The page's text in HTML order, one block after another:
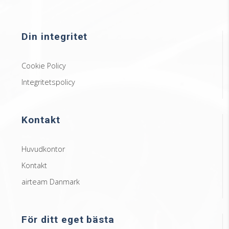
Din integritet
Cookie Policy
Integritetspolicy
Kontakt
Huvudkontor
Kontakt
airteam Danmark
För ditt eget bästa